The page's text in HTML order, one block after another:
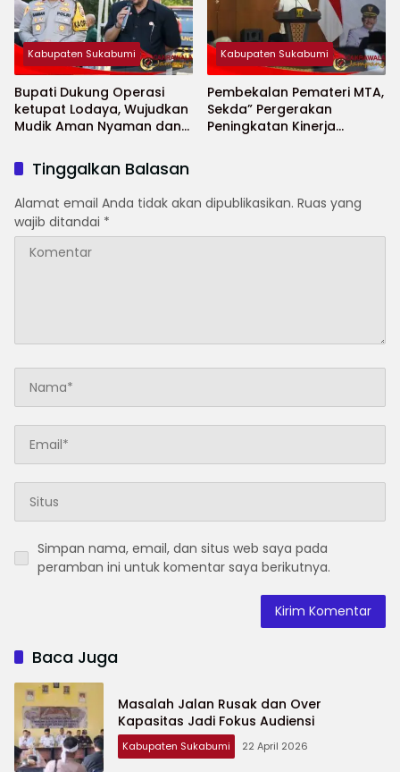
Kabupaten Sukabumi
Bupati Dukung Operasi
ketupat Lodaya, Wujudkan
Mudik Aman Nyaman dan
Kabupaten Sukabumi
Pembekalan Pemateri MTA,
Sekda” Pergerakan
Peningkatan Kinerja
Tinggalkan Balasan
Alamat email Anda tidak akan dipublikasikan. Ruas yang
wajib ditandai *
Simpan nama, email, dan situs web saya pada
peramban ini untuk komentar saya berikutnya.
Baca Juga
Masalah Jalan Rusak dan Over
Kapasitas Jadi Fokus Audiensi
Kabupaten Sukabumi 22 April 2026